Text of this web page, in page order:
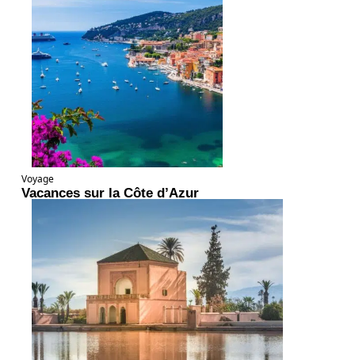
Voyage
Vacances sur la Côte d’Azur